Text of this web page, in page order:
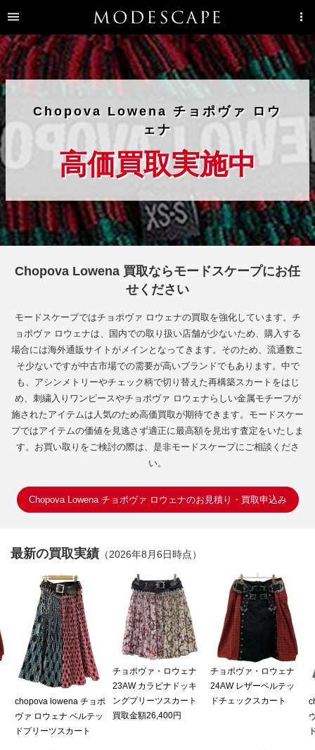
Chopova Lowena チョポヴァ ロウ
ェナ
高価買取実施中
Chopova Lowena 買取ならモードスケープにお任
せください
モードスケープではチョポヴァ ロウェナの買取を強化しています。チ
ョポヴァ ロウェナは、国内での取り扱い店舗が少ないため、購入する
場合には海外通販サイトがメインとなってきます。そのため、流通数こ
そ少ないですが中古市場での需要が高いブランドでもあります。中で
も、アシンメトリーやチェック柄で切り替えた再構築スカートをはじ
め、刺繍入りワンピースやチョポヴァ ロウェナらしい金属モチーフが
施されたアイテムは人気のため高価買取が期待できます。モードスケー
プではアイテムの価値を見逃さず適正に最高額を見出す査定をいたしま
す。お買い取りをご検討の際は、是非モードスケープにご相談くださ
い。
Chopova Lowena チョポヴァ ロウェナのお見積り・買取申込み
最新の買取実績 （2026年8月6日時点）
chopova lowena チョポ
ヴァ ロウェナ ベルテッ
ドプリーツスカート
チョポヴァ・ロウェナ
23AW カラビナドッキ
ングプリーツスカート
買取金額26,400円
チョポヴァ・ロウェナ
24AW レザーベルテッ
ドチェックスカート